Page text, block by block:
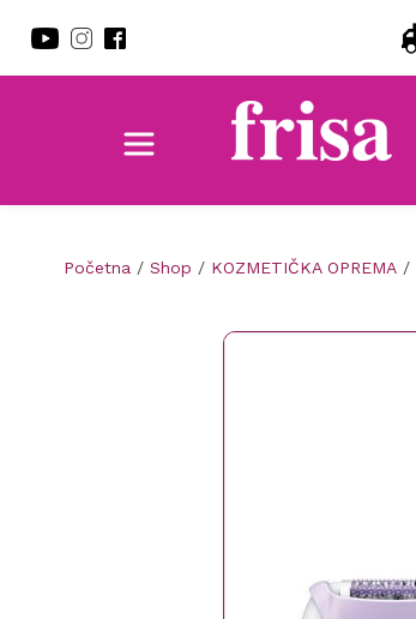
Početna / Shop / KOZMETIČKA OPREMA /